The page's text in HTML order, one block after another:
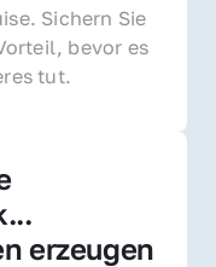
Sichern Sie
bevor es
tut.
erzeugen